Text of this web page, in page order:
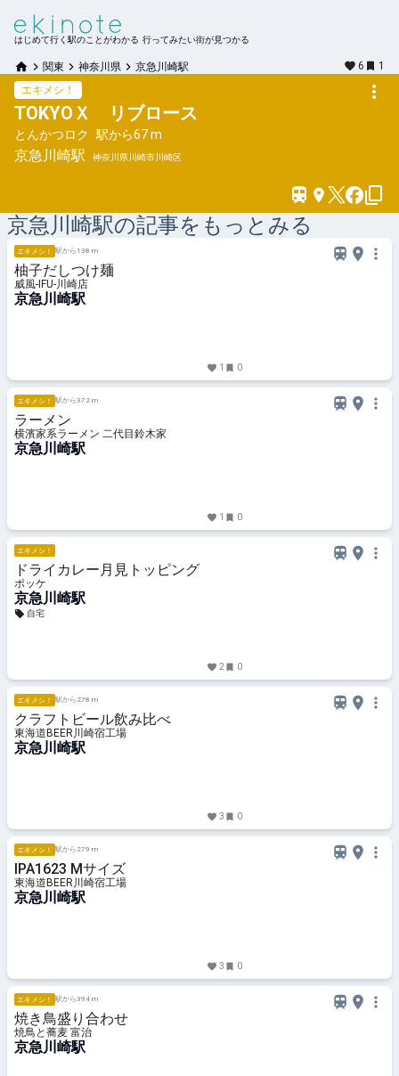
はじめて行く駅のことがわかる 行ってみたい街が見つかる
関東 神奈川県 京急川崎駅 6
1
エキメシ！
TOKYOＸ リブロース
とんかつロク 駅から67 m
京急川崎駅 神奈川県川崎市川崎区
京急川崎駅の記事をもっとみる
エキメシ！ 駅から138 m
柚子だしつけ麺
威風-IFU-川崎店
京急川崎駅
1 0
エキメシ！ 駅から372 m
ラーメン
横濱家系ラーメン 二代目鈴木家
京急川崎駅
1 0
エキメシ！
ドライカレー月見トッピング
ポッケ
京急川崎駅
自宅
2 0
エキメシ！ 駅から278 m
クラフトビール飲み比べ
東海道BEER川崎宿工場
京急川崎駅
3 0
エキメシ！ 駅から279 m
IPA1623 Mサイズ
東海道BEER川崎宿工場
京急川崎駅
3 0
エキメシ！ 駅から394 m
焼き鳥盛り合わせ
焼鳥と蕎麦 富治
京急川崎駅